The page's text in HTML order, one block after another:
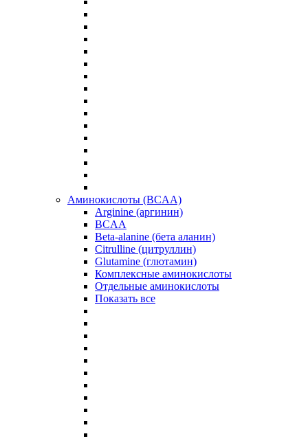
Аминокислоты (BCAA)
Arginine (аргинин)
BCAA
Beta-alanine (бета аланин)
Citrulline (цитруллин)
Glutamine (глютамин)
Комплексные аминокислоты
Отдельные аминокислоты
Показать все